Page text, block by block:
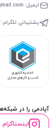
ایمیل: apademy@gmail.com
پشتیبانی تلگرام: apademy@
آپادمی را در
اینستاگرام